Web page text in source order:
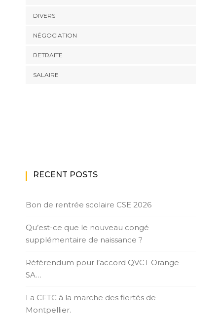
DIVERS
NÉGOCIATION
RETRAITE
SALAIRE
RECENT POSTS
Bon de rentrée scolaire CSE 2026
Qu’est-ce que le nouveau congé
supplémentaire de naissance ?
Référendum pour l’accord QVCT Orange
SA…
La CFTC à la marche des fiertés de
Montpellier.